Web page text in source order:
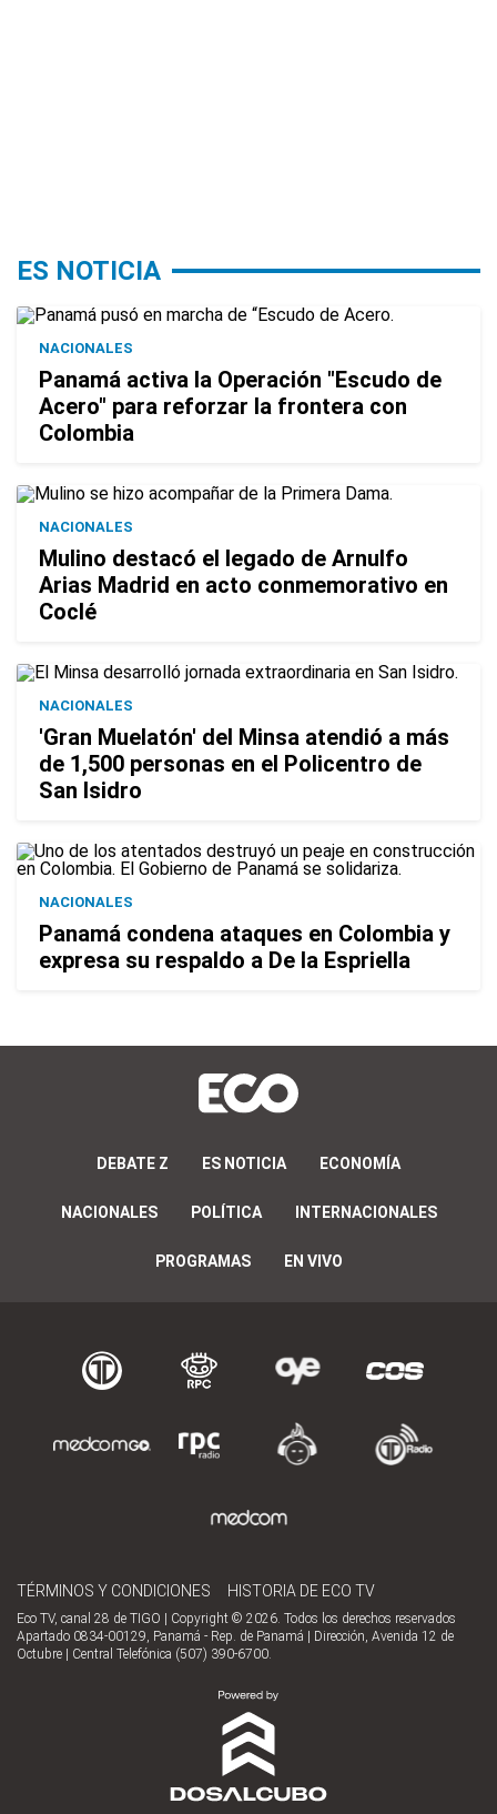
ES NOTICIA
NACIONALES
Panamá activa la Operación "Escudo de
Acero" para reforzar la frontera con
Colombia
NACIONALES
Mulino destacó el legado de Arnulfo
Arias Madrid en acto conmemorativo en
Coclé
NACIONALES
'Gran Muelatón' del Minsa atendió a más
de 1,500 personas en el Policentro de
San Isidro
NACIONALES
Panamá condena ataques en Colombia y
expresa su respaldo a De la Espriella
DEBATE Z ES NOTICIA ECONOMÍA
NACIONALES POLÍTICA INTERNACIONALES
PROGRAMAS EN VIVO
TÉRMINOS Y CONDICIONES HISTORIA DE ECO TV
Eco TV, canal 28 de TIGO | Copyright © 2026. Todos los derechos reservados
Apartado 0834-00129, Panamá - Rep. de Panamá | Dirección, Avenida 12 de
Octubre | Central Telefónica (507) 390-6700.